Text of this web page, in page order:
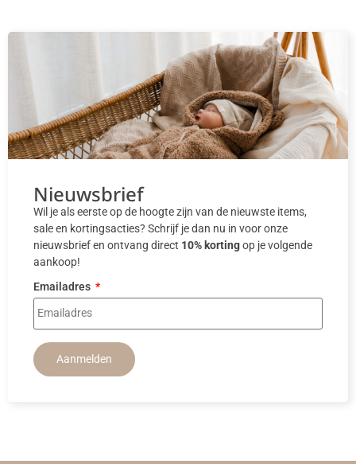
Nieuwsbrief
Wil je als eerste op de hoogte zijn van de nieuwste items,
sale en kortingsacties? Schrijf je dan nu in voor onze
nieuwsbrief en ontvang direct 10% kortingop je volgende
aankoop!
Emailadres
Aanmelden